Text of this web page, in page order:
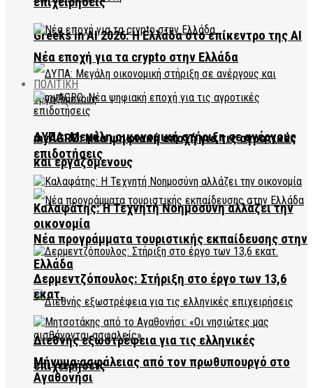
Greeks in AI 2026: Η Ελλάδα στο επίκεντρο της AI
ΔΥΠΑ: Μεγάλη οικονομική στήριξη σε ανέργους
και εργαζόμενους
Νέα προγράμματα τουριστικής εκπαίδευσης στην
Ελλάδα
Διεθνής εξωστρέφεια για τις ελληνικές
επιχειρήσεις
Νέα εποχή για τα crypto στην Ελλάδα
ΠΟΛΙΤΙΚΗ
myAGRO: Νέα ψηφιακή εποχή για τις αγροτικές
επιδοτήσεις
Καλαφάτης: Η Τεχνητή Νοημοσύνη αλλάζει την
οικονομία
Δερμεντζόπουλος: Στήριξη στο έργο των 13,6
εκατ.
Μήνυμα ασφάλειας από τον πρωθυπουργό στο
Αγαθονήσι